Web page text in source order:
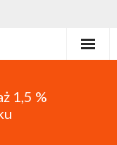
1,5 %